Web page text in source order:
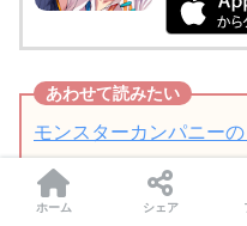
モンスターカンパニー
【モンカニ】
ホーム シェア